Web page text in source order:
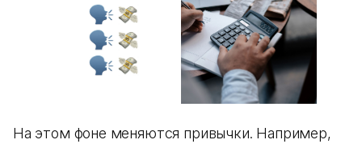
На этом фоне меняются привычки. Например,